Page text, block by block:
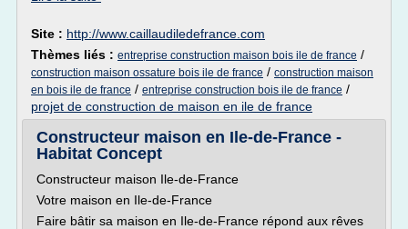
Site : http://www.caillaudiledefrance.com
Thèmes liés : entreprise construction maison bois ile de france /
construction maison ossature bois ile de france / construction maison
en bois ile de france / entreprise construction bois ile de france /
projet de construction de maison en ile de france
Constructeur maison en Ile-de-France -
Habitat Concept
Constructeur maison Ile-de-France
Votre maison en Ile-de-France
Faire bâtir sa maison en Ile-de-France répond aux rêves